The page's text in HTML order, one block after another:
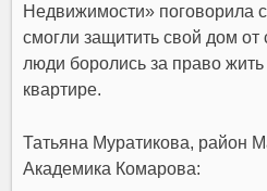
Недвижимости» поговорила
смогли защитить свой дом от
люди боролись за право жить
квартире.
Татьяна Муратикова, район
Академика Комарова: